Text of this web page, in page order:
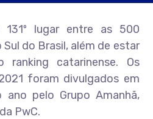
131º lugar entre as 500
do Brasil, além de estar
ranking catarinense. Os
foram divulgados em
pelo Grupo Amanhã,
PwC.